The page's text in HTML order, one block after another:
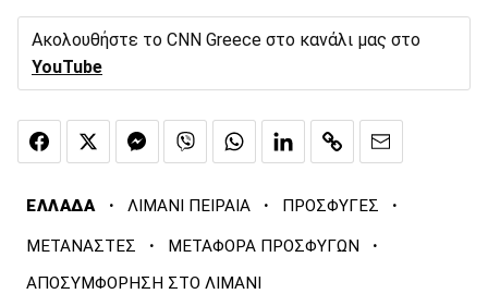
Ακολουθήστε το CNN Greece στο κανάλι μας στο
YouTube
ΕΛΛΑΔΑ · ΛΙΜΑΝΙ ΠΕΙΡΑΙΑ · ΠΡΟΣΦΥΓΕΣ ·
ΜΕΤΑΝΑΣΤΕΣ · ΜΕΤΑΦΟΡΑ ΠΡΟΣΦΥΓΩΝ ·
ΑΠΟΣΥΜΦΟΡΗΣΗ ΣΤΟ ΛΙΜΑΝΙ